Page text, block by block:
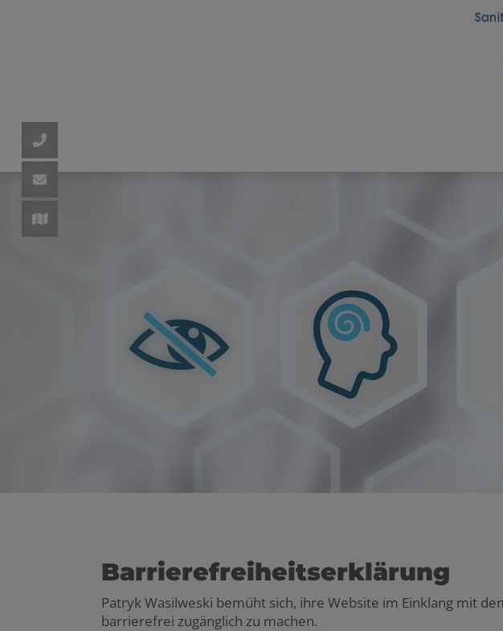
Barrierefreiheitserklärung
Patryk Wasilweski bemüht sich, ihre Website im Einklang mit
barrierefrei zugänglich zu machen.